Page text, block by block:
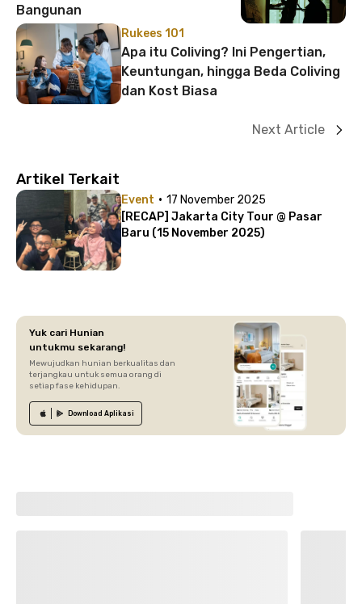
Bangunan
Rukees 101
Apa itu Coliving? Ini Pengertian,
Keuntungan, hingga Beda Coliving
dan Kost Biasa
Next Article
Artikel Terkait
Event · 17 November 2025
[RECAP] Jakarta City Tour @ Pasar
Baru (15 November 2025)
Yuk cari Hunian
untukmu sekarang!
Mewujudkan hunian berkualitas dan
terjangkau untuk semua orang di
setiap fase kehidupan.
Download Aplikasi